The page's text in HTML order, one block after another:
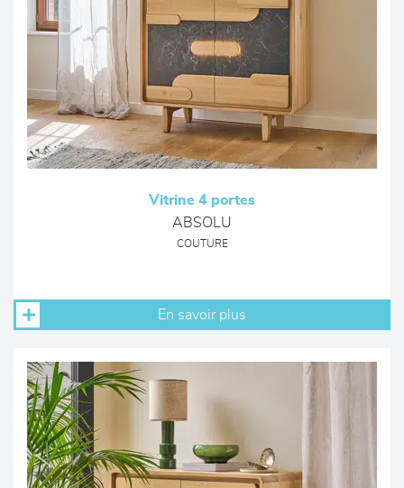
Vitrine 4 portes
ABSOLU
COUTURE
En savoir plus